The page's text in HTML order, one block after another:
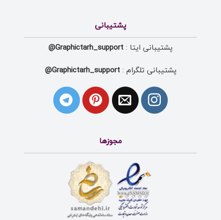
پشتیبانی
پشتیبانی ایتا : Graphictarh_support@
پشتیبانی تلگرام :Graphictarh_support@
مجوزها